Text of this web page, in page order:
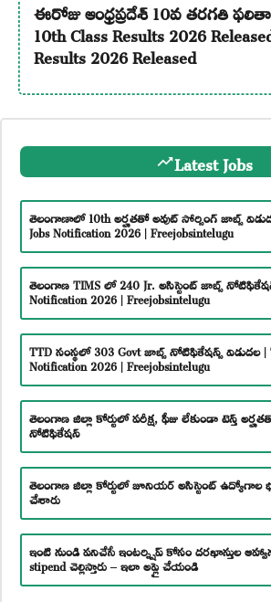
ఈరోజు ఆంధ్రప్రదేశ్ 10వ తరగతి
10th Class Results 2026
Results 2026 Released
Latest Jobs
తెలంగాణాలో 10th అర్హతతో అవుట్ సోర్సింగ్ జాబ్స్
Jobs Notification 2026 | Freejobsintelugu
తెలంగాణ TIMS లో 240 Jr. అసిస్టెంట్ జాబ్స్
Notification 2026 | Freejobsintelugu
TTD సంస్థలో 303 Govt జాబ్స్ నోటిఫికేషన్స్ విడుదల |
Notification 2026 | Freejobsintelugu
తెలంగాణ జిల్లా కోర్టులో పరీక్ష, ఫీజు లేకుండా టెన్త్
నోటిఫికేషన్
తెలంగాణ జిల్లా కోర్టులో జూనియర్ అసిస్టెంట్ ఉద్యోగాల
చేశారు
ఇంటి నుండి పనిచేసే ఇంటర్న్షిప్ కోసం దరఖాస్తుల
stipend చెల్లిస్తారు – ఇలా అప్లై చేయండి